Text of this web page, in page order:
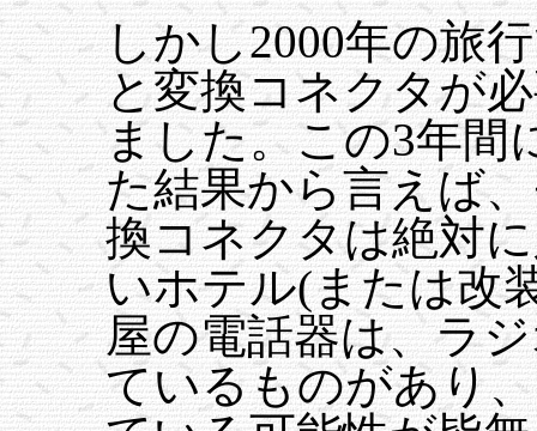
しかし2000年の旅
と変換コネクタが
ました。この3年間
た結果から言えば
換コネクタは絶対
いホテル(または改
屋の電話器は、ラ
ているものがあり